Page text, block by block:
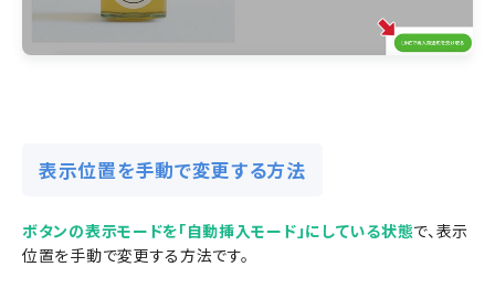
表示位置を手動で変更する方法
ボタンの表示モードを「自動挿入モード」にしている状態で、表示
位置を手動で変更する方法です。